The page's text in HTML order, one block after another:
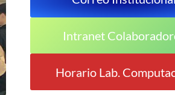
Intranet
Horario Lab.